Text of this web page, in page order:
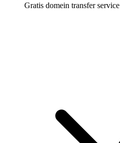
Gratis domein transfer service